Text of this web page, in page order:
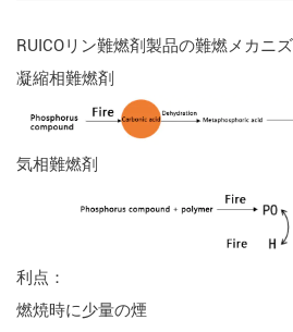
RUICOリン難燃剤製品の難燃メカニ
凝縮相難燃剤
気相難燃剤
利点：
燃焼時に少量の煙